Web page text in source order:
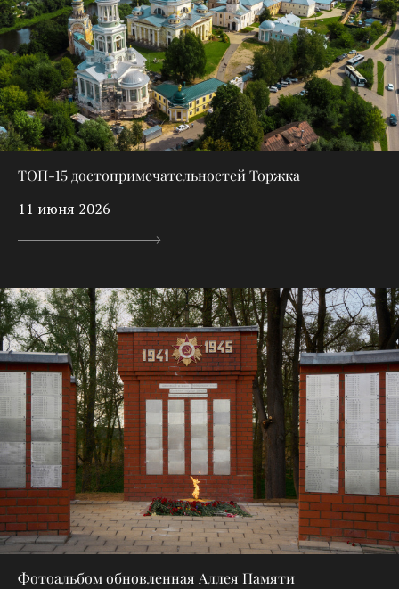
ТОП-15 достопримечательностей Торжка
11 июня 2026
Фотоальбом обновленная Аллея Памяти